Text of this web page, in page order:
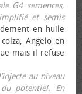
G4 semences,
et semis
en huile
Angelo en
mais il refuse
au niveau
potentiel. En